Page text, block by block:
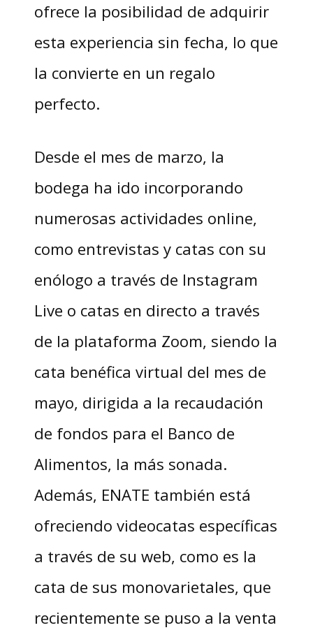
ofrece la posibilidad de adquirir
esta experiencia sin fecha, lo que
la convierte en un regalo
perfecto.
Desde el mes de marzo, la
bodega ha ido incorporando
numerosas actividades online,
como entrevistas y catas con su
enólogo a través de Instagram
Live o catas en directo a través
de la plataforma Zoom, siendo la
cata benéfica virtual del mes de
mayo, dirigida a la recaudación
de fondos para el Banco de
Alimentos, la más sonada.
Además, ENATE también está
ofreciendo videocatas específicas
a través de su web, como es la
cata de sus monovarietales, que
recientemente se puso a la venta